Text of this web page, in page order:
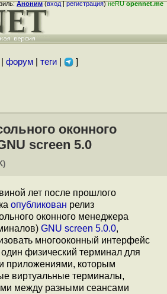
Аноним(вход|регистрация)неRUopennet.me
форум| теги| ]
оконного
screen 5.0
лет после прошлого
опубликован релиз
оконного менеджера
GNU screen 5.0.0,
многооконный интерфейс
один физический терминал для
приложениями, которым
виртуальные терминалы,
между разными сеансами